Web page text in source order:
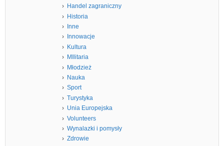
Handel zagraniczny
Historia
Inne
Innowacje
Kultura
MIlitaria
Młodzież
Nauka
Sport
Turystyka
Unia Europejska
Volunteers
Wynalazki i pomysły
Zdrowie